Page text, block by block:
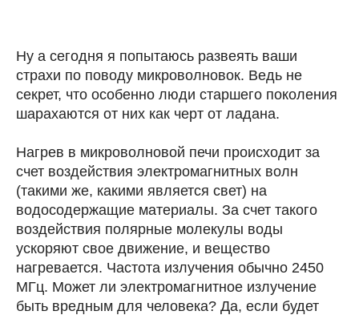
Ну а сегодня я попытаюсь развеять ваши
страхи по поводу микроволновок. Ведь не
секрет, что особенно люди старшего поколения
шарахаются от них как черт от ладана.
Нагрев в микроволновой печи происходит за
счет воздействия электромагнитных волн
(такими же, какими является свет) на
водосодержащие материалы. За счет такого
воздействия полярные молекулы воды
ускоряют свое движение, и вещество
нагревается. Частота излучения обычно 2450
МГц. Может ли электромагнитное излучение
быть вредным для человека? Да, если будет